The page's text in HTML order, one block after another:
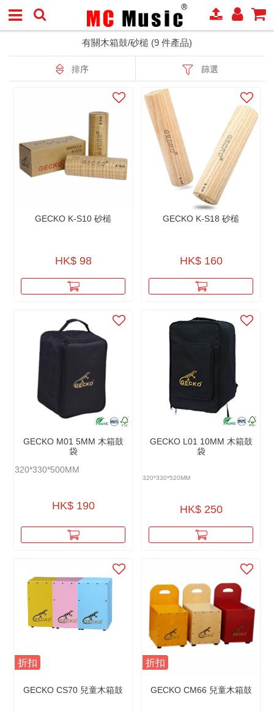
有關木箱鼓/砂槌 (9 件產品)
排序 篩選
GECKO K-S10 砂槌
HK$ 98
GECKO K-S18 砂槌
HK$ 160
GECKO M01 5MM 木箱鼓
袋
320*330*500MM
HK$ 190
GECKO L01 10MM 木箱鼓
袋
320*330*520MM
HK$ 250
折扣
GECKO CS70 兒童木箱鼓
折扣
GECKO CM66 兒童木箱鼓